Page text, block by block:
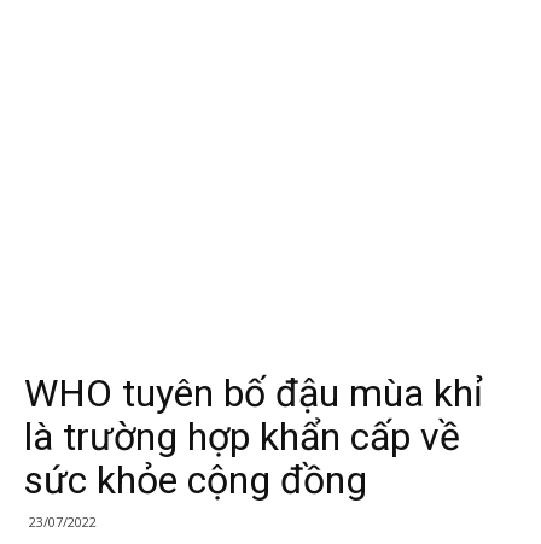
WHO tuyên bố đậu mùa khỉ
là trường hợp khẩn cấp về
sức khỏe cộng đồng
23/07/2022